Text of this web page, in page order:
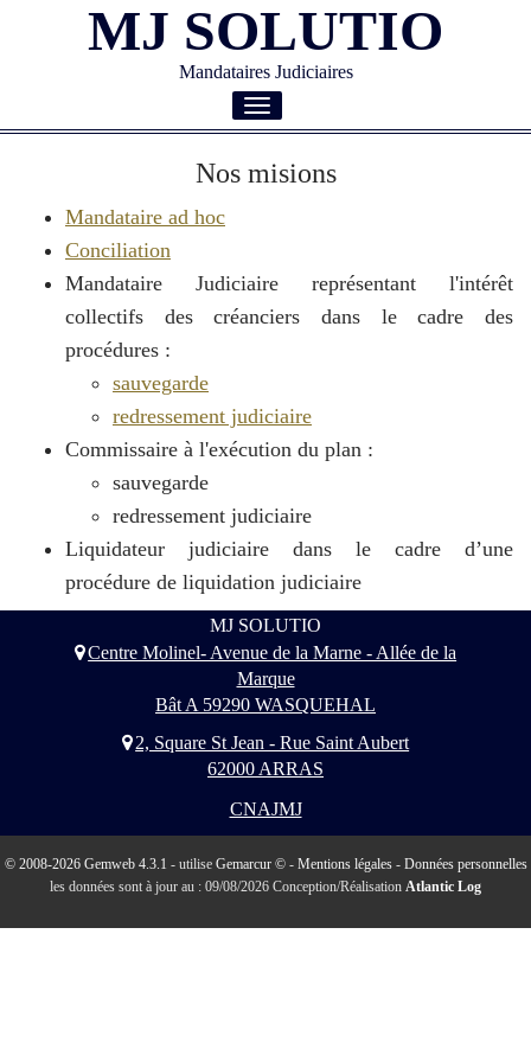
MJ SOLUTIO
Mandataires Judiciaires
Toggle
Nos misions
Mandataire ad hoc
Conciliation
Mandataire Judiciaire représentant l'intérêt
collectifs des créanciers dans le cadre des
procédures :
sauvegarde
redressement judiciaire
Commissaire à l'exécution du plan :
sauvegarde
redressement judiciaire
Liquidateur judiciaire dans le cadre d’une
procédure de liquidation judiciaire
MJ SOLUTIO
Centre Molinel- Avenue de la Marne - Allée de la
Marque
Bât A 59290 WASQUEHAL
2, Square St Jean - Rue Saint Aubert
62000 ARRAS
CNAJMJ
© 2008-2026 Gemweb 4.3.1 - utilise Gemarcur ©- Mentions légales- Données personnelles
les données sont à jour au : 09/08/2026 Conception/Réalisation Atlantic Log